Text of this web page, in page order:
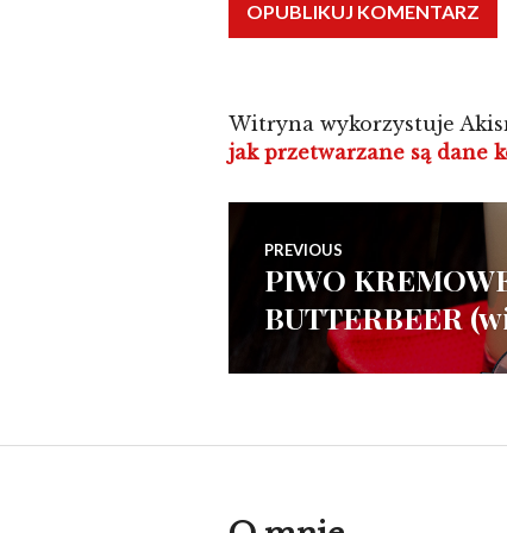
Witryna wykorzystuje
jak przetwarzane są dane
Nawigacja
wpisu
PREVIOUS
Previous
post:
PIWO
BUTTERBEER